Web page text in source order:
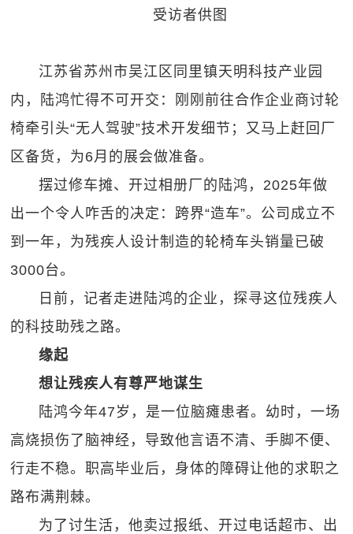
受访者供图
江苏省苏州市吴江区同里镇天明科技产业园
内，陆鸿忙得不可开交：刚刚前往合作企业商讨轮
椅牵引头“无人驾驶”技术开发细节；又马上赶回厂
区备货，为6月的展会做准备。
摆过修车摊、开过相册厂的陆鸿，2025年做
出一个令人咋舌的决定：跨界“造车”。公司成立不
到一年，为残疾人设计制造的轮椅车头销量已破
3000台。
日前，记者走进陆鸿的企业，探寻这位残疾人
的科技助残之路。
缘起
想让残疾人有尊严地谋生
陆鸿今年47岁，是一位脑瘫患者。幼时，一场
高烧损伤了脑神经，导致他言语不清、手脚不便、
行走不稳。职高毕业后，身体的障碍让他的求职之
路布满荆棘。
为了讨生活，他卖过报纸、开过电话超市、出